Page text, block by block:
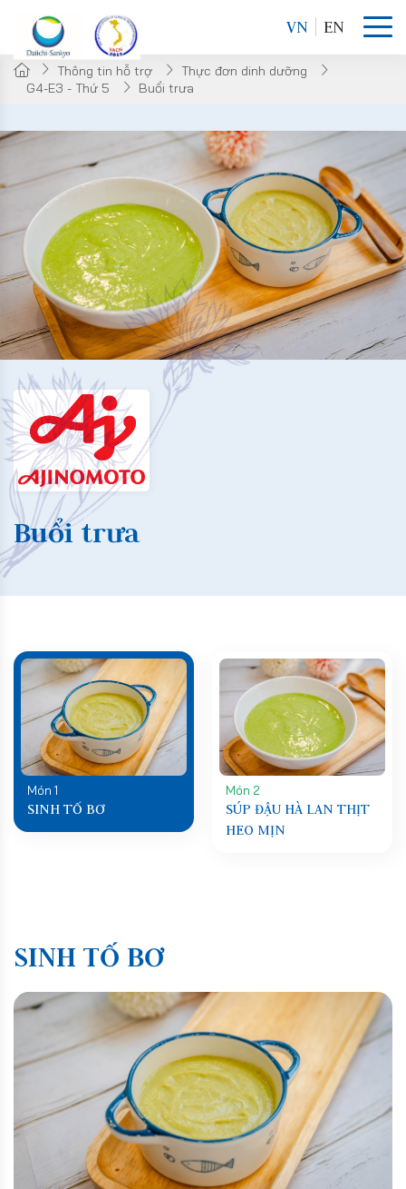
VN EN
Thông tin hỗ trợ
Thực đơn dinh dưỡng
G4-E3 - Thứ 5
Buổi trưa
Buổi trưa
Món 1
SINH TỐ BƠ
Món 2
SÚP ĐẬU HÀ LAN THỊT
HEO MỊN
SINH TỐ BƠ